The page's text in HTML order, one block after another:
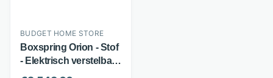
BUDGET HOME STORE
Boxspring Orion - Stof
- Elektrisch verstelbaar
- Bruin - Budget Home